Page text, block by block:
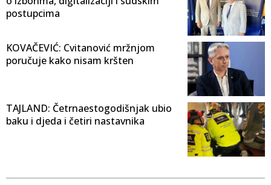
postupcima
KOVAČEVIĆ: Cvitanović mržnjom
poručuje kako nisam kršten
TAJLAND: Četrnaestogodišnjak ubio
baku i djeda i četiri nastavnika